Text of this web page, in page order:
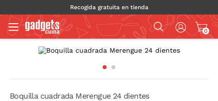
Recogida gratuita en tienda
0
Boquilla cuadrada Merengue 24 dientes